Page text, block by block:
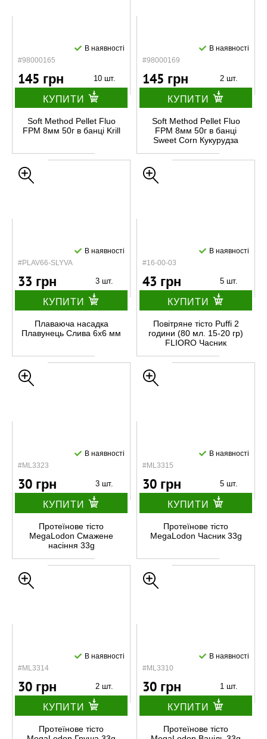
#98000165
В наявності
145 грн 10 шт.
КУПИТИ
Soft Method Pellet Fluo
FPM 8мм 50г в банці Krill
#98000169
В наявності
145 грн 2 шт.
КУПИТИ
Soft Method Pellet Fluo
FPM 8мм 50г в банці
Sweet Corn Кукурудза
#PLAV66-SLYVA
В наявності
33 грн 3 шт.
КУПИТИ
Плаваюча насадка
Плавунець Слива 6х6 мм
#16-00-03
В наявності
43 грн 5 шт.
КУПИТИ
Повітряне тісто Puffi 2
години (80 мл. 15-20 гр)
FLIORO Часник
#ML3323
В наявності
30 грн 3 шт.
КУПИТИ
Протеїнове тісто
MegaLodon Смажене
насіння 33g
#ML3315
В наявності
30 грн 5 шт.
КУПИТИ
Протеїнове тісто
MegaLodon Часник 33g
#ML3314
В наявності
30 грн 2 шт.
КУПИТИ
Протеїнове тісто
#ML3310
В наявності
30 грн 1 шт.
КУПИТИ
Протеїнове тісто